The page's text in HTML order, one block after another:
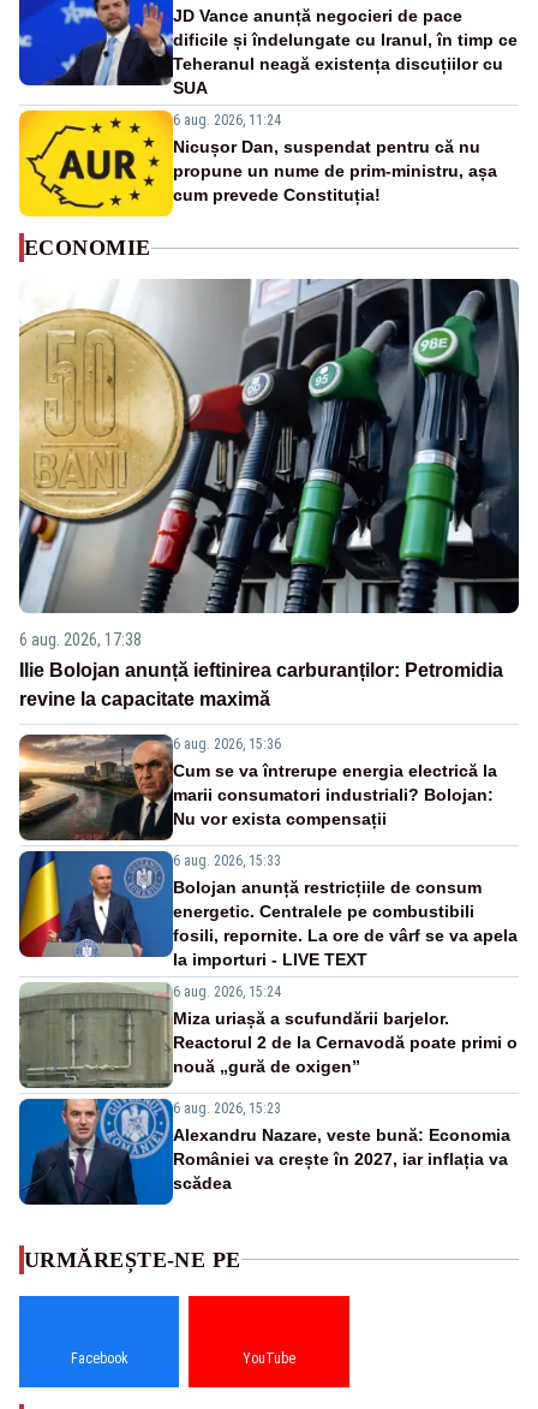
JD Vance anunță negocieri de pace
dificile și îndelungate cu Iranul, în timp ce
Teheranul neagă existența discuțiilor cu
SUA
6 aug. 2026, 11:24
Nicușor Dan, suspendat pentru că nu
propune un nume de prim-ministru, așa
cum prevede Constituția!
ECONOMIE
6 aug. 2026, 17:38
Ilie Bolojan anunță ieftinirea carburanților: Petromidia
revine la capacitate maximă
6 aug. 2026, 15:36
Cum se va întrerupe energia electrică la
marii consumatori industriali? Bolojan:
Nu vor exista compensații
6 aug. 2026, 15:33
Bolojan anunță restricțiile de consum
energetic. Centralele pe combustibili
fosili, repornite. La ore de vârf se va apela
la importuri - LIVE TEXT
6 aug. 2026, 15:24
Miza uriașă a scufundării barjelor.
Reactorul 2 de la Cernavodă poate primi o
nouă „gură de oxigen”
6 aug. 2026, 15:23
Alexandru Nazare, veste bună: Economia
României va crește în 2027, iar inflația va
scădea
URMĂREȘTE-NE PE
Facebook YouTube